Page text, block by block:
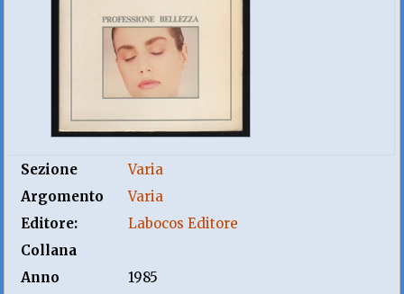
Sezione
Varia
Argomento
Varia
Editore:
Labocos Editore
Collana
Anno
1985